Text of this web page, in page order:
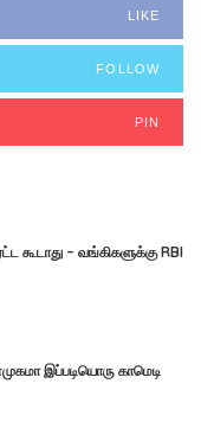
LIKE
FOLLOW
PIN
கூடாது – வங்கிகளுக்கு RBI
இப்படியொரு காமெடி